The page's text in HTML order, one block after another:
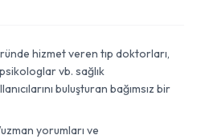
hizmet veren tıp doktorları,
vb. sağlık
buluşturan bağımsız bir
yorumları ve